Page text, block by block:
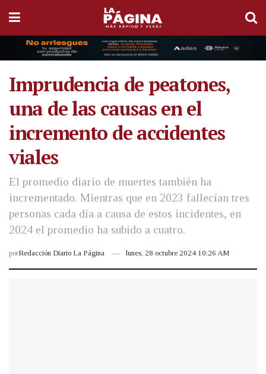
Imprudencia de peatones,
una de las causas en el
incremento de accidentes
viales
El promedio diario de muertes también ha
incrementado. Mientras que en 2023 fallecían tres
personas cada día a causa de estos incidentes, en
2024 el promedio ha subido a cuatro.
porRedacción Diario La Página lunes, 28 octubre 2024 10:26 AM